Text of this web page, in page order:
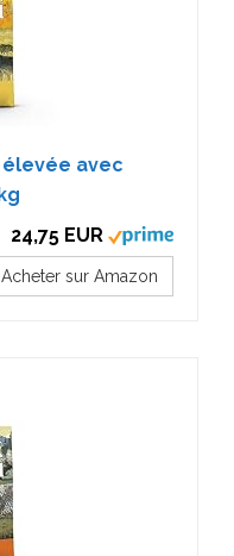
avec
24,75 EUR
Acheter sur Amazon